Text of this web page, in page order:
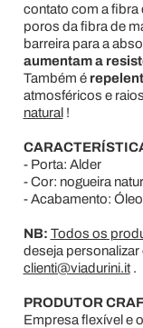
contato com a fibra
poros da fibra de
barreira para a
aumentam a
Também é
atmosféricos e
natural !
- Porta: Alder
- Cor: nogueira
- Acabamento: Óleo
NB: Todos os
deseja
clienti@viadurini.it.
PRODUTOR
Empresa flexível e